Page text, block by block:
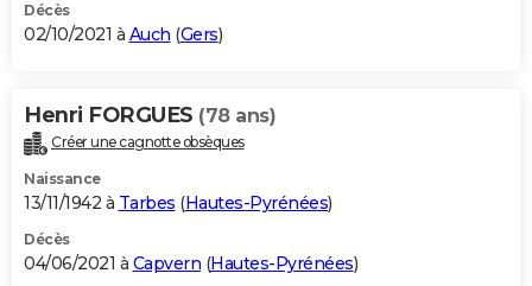
Décès
02/10/2021 à Auch (Gers)
Henri FORGUES (78 ans)
Créer une cagnotte obsèques
Naissance
13/11/1942 à Tarbes (Hautes-Pyrénées)
Décès
04/06/2021 à Capvern (Hautes-Pyrénées)